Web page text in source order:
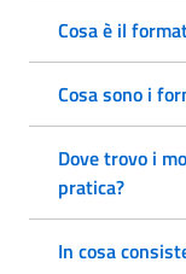
Cosa è il
Cosa sono i
Dove trovo i
pratica?
In cosa